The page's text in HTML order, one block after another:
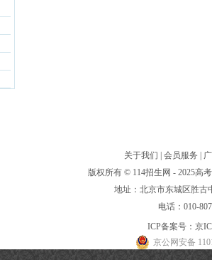
关于我们 会员服务
版权所有 © 114招生网 - 2025高
地址：北京市东城区胜
电话：010-
ICP备案号： 京
京公网安备